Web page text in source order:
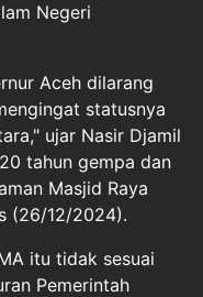
Negeri
Aceh dilarang
statusnya
ujar Nasir Djamil
tahun gempa dan
Masjid Raya
(26/12/2024).
itu tidak sesuai
Pemerintah